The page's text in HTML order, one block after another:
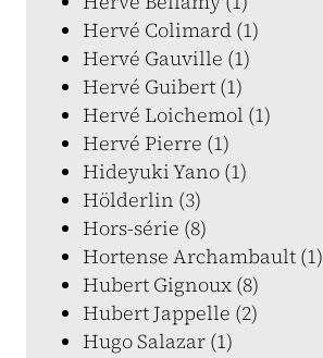
Hervé Colimard (1)
Hervé Gauville (1)
Hervé Guibert (1)
Hervé Loichemol (1)
Hervé Pierre (1)
Hideyuki Yano (1)
Hölderlin (3)
Hors-série (8)
Hortense Archambault (1)
Hubert Gignoux (8)
Hubert Jappelle (2)
Hugo Salazar (1)